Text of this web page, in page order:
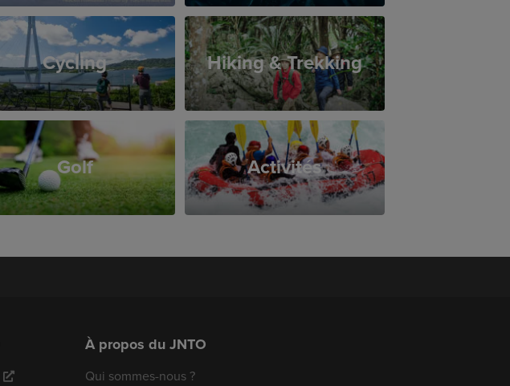
Cycling Hiking & Trekking
Golf Activités
À propos du JNTO
Qui sommes-nous ?